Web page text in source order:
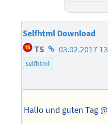
Selfhtml Download
TS Homepage
des
03.02.2017
selfhtml
Hallo und guten Tag